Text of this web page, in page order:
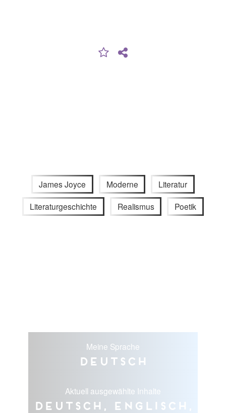
James Joyce Moderne Literatur
Literaturgeschichte Realismus Poetik
Meine Sprache
Deutsch
Aktuell ausgewählte Inhalte
Deutsch, Englisch,